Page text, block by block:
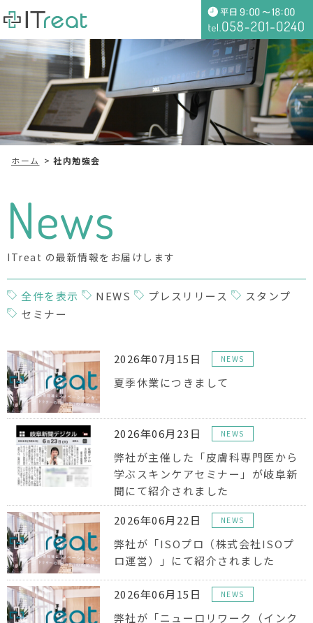
ホーム 社内勉強会
News
ITreat の最新情報をお届けします
全件を表示 NEWS プレスリリース
スタンプ
セミナー
2026年07月15日 NEWS
夏季休業につきまして
2026年06月23日 NEWS
弊社が主催した「皮膚科専門医から
学ぶスキンケアセミナー」が岐阜新
聞にて紹介されました
2026年06月22日 NEWS
弊社が「ISOプロ（株式会社ISOプ
ロ運営）」にて紹介されました
2026年06月15日 NEWS
弊社が「ニューロリワーク（インク